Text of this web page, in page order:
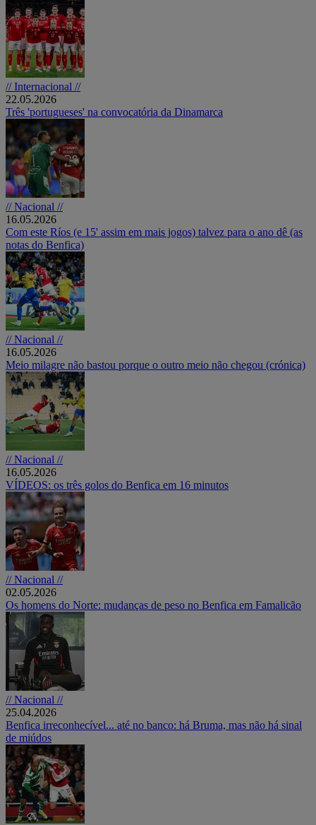
// Internacional //
22.05.2026
Três 'portugueses' na convocatória da Dinamarca
// Nacional //
16.05.2026
Com este Ríos (e 15' assim em mais jogos) talvez para o ano dê (as
notas do Benfica)
// Nacional //
16.05.2026
Meio milagre não bastou porque o outro meio não chegou (crónica)
// Nacional //
16.05.2026
VÍDEOS: os três golos do Benfica em 16 minutos
// Nacional //
02.05.2026
Os homens do Norte: mudanças de peso no Benfica em Famalicão
// Nacional //
25.04.2026
Benfica irreconhecível... até no banco: há Bruma, mas não há sinal
de miúdos